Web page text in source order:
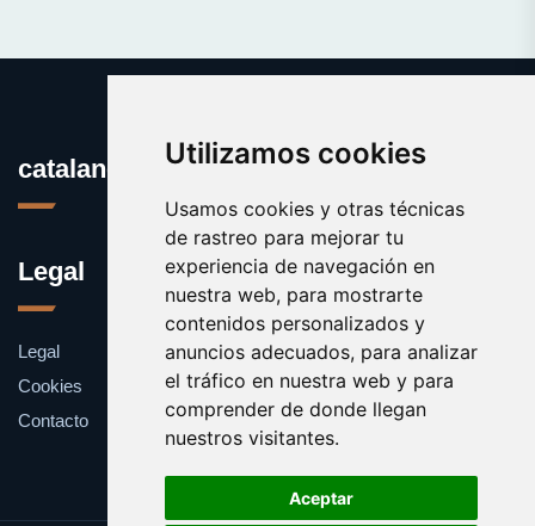
Utilizamos cookies
Usamos cookies y otras técnicas
de rastreo para mejorar tu
experiencia de navegación en
nuestra web, para mostrarte
contenidos personalizados y
anuncios adecuados, para analizar
el tráfico en nuestra web y para
comprender de donde llegan
nuestros visitantes.
Aceptar
catalanes.org
Legal
Legal
Cookies
Contacto